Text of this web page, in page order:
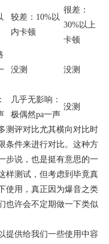
较差：10%以
内卡顿
很差：
30%以上
卡顿
没测 没测
几乎无影响：
极偶然pa一声
没测
测评对比尤其横向对比时
条件来进行对比。这种方
步说，也是挺有意思的一
样测试，但考虑到毕竟真
使用，真正因为爆音之类
也许会不定期做一下类似
提供给我们一些使用中容